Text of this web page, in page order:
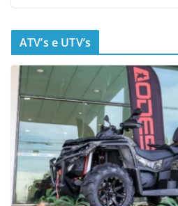
ATV’s e UTV’s